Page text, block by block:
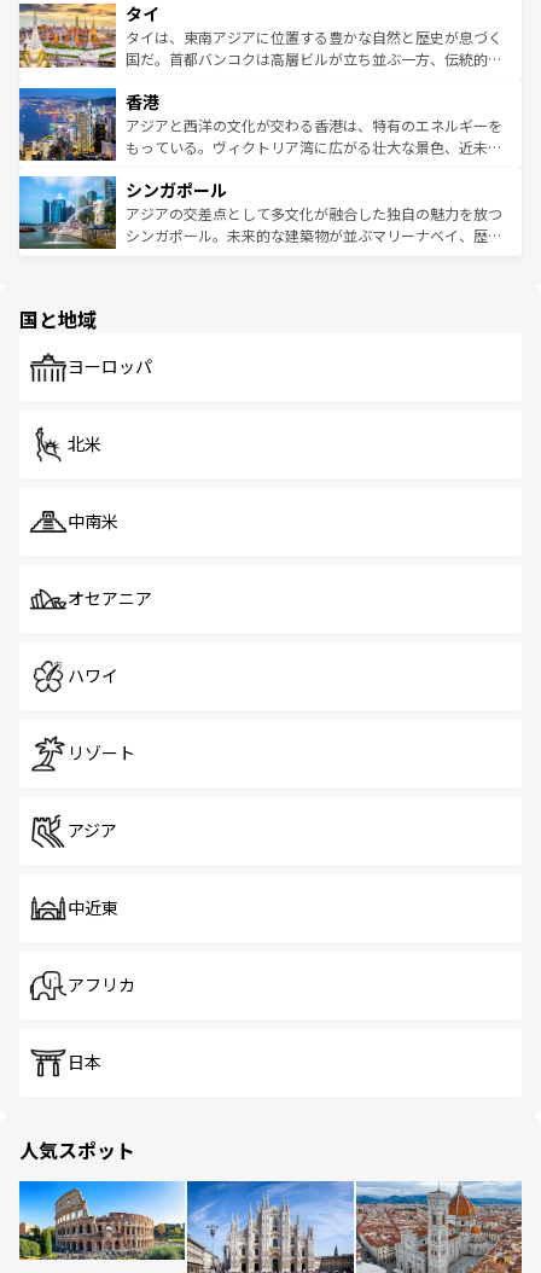
リティに包まれながら、韓国の多彩な魅力を心ゆくまで味
わってみてほしい。 なお、新着の韓国情報はコンテンツ一
覧を参照してほしい。
急速な発展と共に伝統が息づく。ハノイの古い町並みやホ
ーチミン市のフランス統治時代の建物も、独特の雰囲気を
醸し出している。また、バラエティの豊かさとおいしさで
とつ。フォーやバインミー、ベトナムコーヒーなどは、ぜ
ひ現地で味わいたい。どの地域を訪れてもあたたかい人々
が旅行者を迎えてくれるので、きっと忘れられない旅にな
参照してほしい。
タイ
タイは、東南アジアに位置する豊かな自然と歴史が息づく
国だ。首都バンコクは高層ビルが立ち並ぶ一方、伝統的な
の活気が交差している。北部ではチェンマイなどの山岳地
帯で自然と触れ合い、南部ではプーケットやクラビの美し
いビーチでリゾート気分を楽しむことができる。タイ料理
激する。気候は一年中温暖で、どの季節にも異なる楽しみ
が待っている。親しみやすいタイの人々、仏教を中心とし
た文化、そして多様な観光資源が、訪れる旅人を魅了し続
香港
アジアと西洋の文化が交わる香港は、特有のエネルギーを
もっている。ヴィクトリア湾に広がる壮大な景色、近未来
み、どこを訪れても感動するはず。観光スポットが密集し
ており、効率よく見どころを回れるのも魅力。息をのむよ
うな絶景から文化的な体験まで、香港を存分に楽しみ尽く
シンガポール
アジアの交差点として多文化が融合した独自の魅力を放つ
シンガポール。未来的な建築物が並ぶマリーナベイ、歴史
で、ホーカーズは地元の風情を楽しめる外せないスポット
国と地域
ヨーロッパ
北米
中南米
オセアニア
ハワイ
リゾート
アジア
中近東
アフリカ
日本
人気スポット